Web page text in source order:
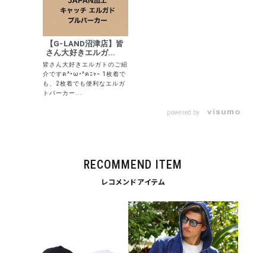
価格から探す
並び順
M
XXXL
30inc
32inc
36inc
38inc
40inc
KIDS
【G-LAND沼津店】皆
さん大好きエルガ...
皆さん大好きエルガトのご紹
介ですฅ^•ω•^ฅﾆｬｰ 1枚着で
も、2枚着でも便利なエルガ
トパーカー...
powered by
RECOMMEND ITEM
レコメンドアイテム